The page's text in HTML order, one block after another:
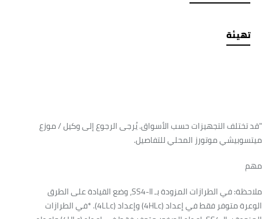
تهيئة
"قد تختلف التجهيزات حسب الأسواق. يُرجى الرجوع إلى وكيل / موزع
ميتسوبيشي موتورز المحلي للتفاصيل.
مهم
ملاحظة: في الطرازات المزودة بـ SS4-II، وضع القيادة على الطرق
الوعرة متوفر فقط في إعداد (4HLc) وإعداد (4LLc). *في الطرازات